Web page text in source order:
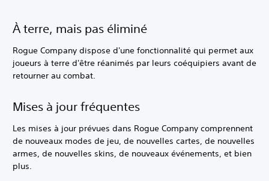
À terre, mais pas éliminé
Rogue Company dispose d'une fonctionnalité qui permet aux
joueurs à terre d'être réanimés par leurs coéquipiers avant de
retourner au combat.‎
Mises à jour fréquentes
Les mises à jour prévues dans Rogue Company comprennent
de nouveaux modes de jeu, de nouvelles cartes, de nouvelles
armes, de nouvelles skins, de nouveaux événements, et bien
plus.‎